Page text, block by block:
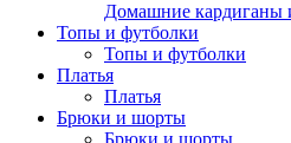
Домашние кардиганы
Топы и футболки
Топы и футболки
Платья
Платья
Брюки и шорты
Брюки и шорты